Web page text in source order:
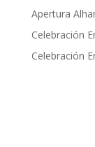
Apertura
Celebración
Celebración